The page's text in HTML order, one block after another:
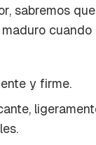
sabremos
cuando
y firme.